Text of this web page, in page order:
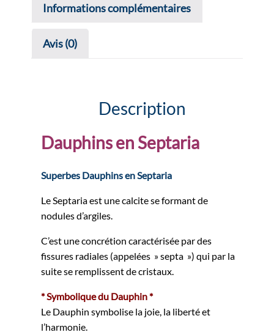
Informations complémentaires
Avis (0)
Description
Dauphins en Septaria
Superbes Dauphins en Septaria
Le Septaria est une calcite se formant de
nodules d’argiles.
C’est une concrétion caractérisée par des
fissures radiales (appelées » septa ») qui par la
suite se remplissent de cristaux.
* Symbolique du Dauphin *
Le Dauphin symbolise la joie, la liberté et
l’harmonie.